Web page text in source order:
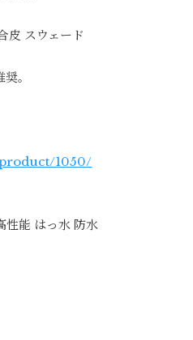
皮 スウェード
。
1050/
性能 はっ水 防水